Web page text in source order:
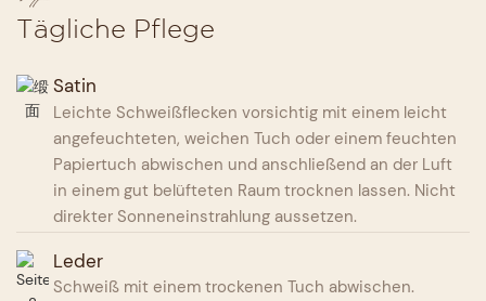
Tägliche Pflege
Satin
Leichte Schweißflecken vorsichtig mit einem leicht
angefeuchteten, weichen Tuch oder einem feuchten
Papiertuch abwischen und anschließend an der Luft
in einem gut belüfteten Raum trocknen lassen. Nicht
direkter Sonneneinstrahlung aussetzen.
Leder
Schweiß mit einem trockenen Tuch abwischen.